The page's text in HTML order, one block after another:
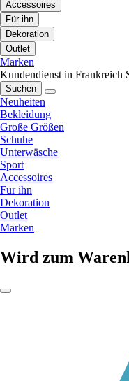
Accessoires
Für ihn
Dekoration
Outlet
Marken
Kundendienst in Frankreich
Suchen
Neuheiten
Bekleidung
Große Größen
Schuhe
Unterwäsche
Sport
Accessoires
Für ihn
Dekoration
Outlet
Marken
Wird zum